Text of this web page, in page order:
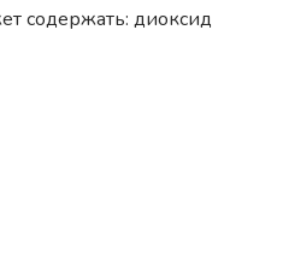
содержать: диоксид